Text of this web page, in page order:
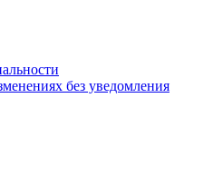
без уведомления